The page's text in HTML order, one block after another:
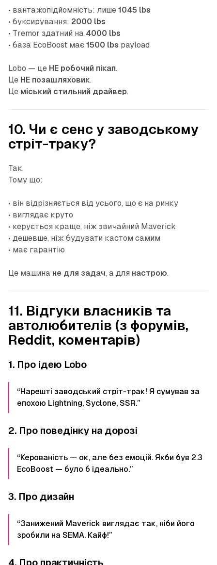
• вантажопідйомність: лише 1045 lbs
• буксирування: 2000 lbs
• Tremor здатний на 4000 lbs
• база EcoBoost має 1500 lbs payload
Lobo — це НЕ робочий пікап.
Це НЕ позашляховик.
Це міський стильний драйвер.
10. Чи є сенс у заводському
стріт-траку?
Так.
Тому що:
• він відрізняється від усього, що є на ринку
• виглядає круто
• керується краще, ніж звичайний Maverick
• дешевше, ніж будувати кастом самим
• має гарантію
Це машина не для задач, а для настрою.
11. Відгуки власників та
автолюбителів (з форумів,
Reddit, коментарів)
1. Про ідею Lobo
“Нарешті заводський стріт-трак! Я сумував за
епохою Lightning, Syclone, SSR.”
2. Про поведінку на дорозі
“Керованість — ок, але без емоцій. Якби був 2.3
EcoBoost — було б ідеально.”
3. Про дизайн
“Занижений Maverick виглядає так, ніби його
зробили на SEMA. Кайф!”
4. Про практичність